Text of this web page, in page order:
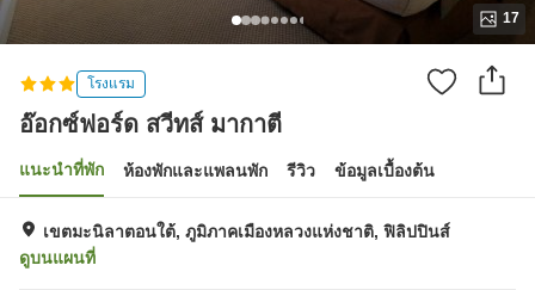
17
โรงแรม
อ๊อกซ์ฟอร์ด สวีทส์ มากาตี
แนะนำที่พัก ห้องพักและแพลนพัก รีวิว ข้อมูลเบื้องต้น
เขตมะนิลาตอนใต้, ภูมิภาคเมืองหลวงแห่งชาติ, ฟิลิปปินส์
ดูบนแผนที่